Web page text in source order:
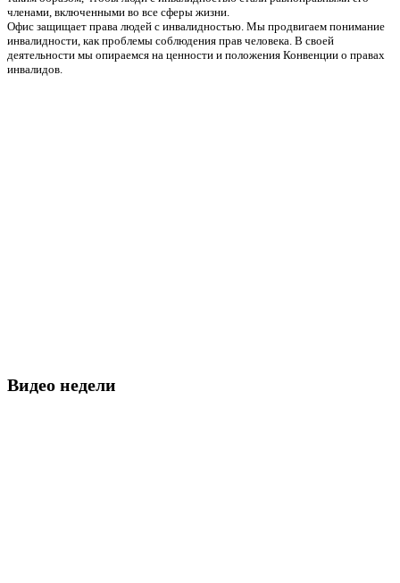
членами, включенными во все сферы жизни.
Офис защищает права людей с инвалидностью. Мы продвигаем понимание
инвалидности, как проблемы соблюдения прав человека. В своей
деятельности мы опираемся на ценности и положения Конвенции о правах
инвалидов.
Видео недели